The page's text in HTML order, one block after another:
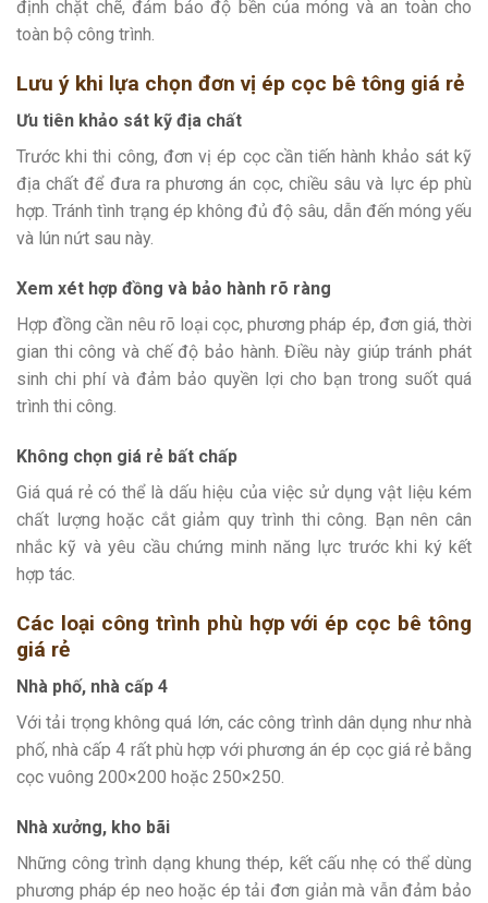
định chặt chẽ, đảm bảo độ bền của móng và an toàn cho
toàn bộ công trình.
Lưu ý khi lựa chọn đơn vị ép cọc bê tông giá rẻ
Ưu tiên khảo sát kỹ địa chất
Trước khi thi công, đơn vị ép cọc cần tiến hành khảo sát kỹ
địa chất để đưa ra phương án cọc, chiều sâu và lực ép phù
hợp. Tránh tình trạng ép không đủ độ sâu, dẫn đến móng yếu
và lún nứt sau này.
Xem xét hợp đồng và bảo hành rõ ràng
Hợp đồng cần nêu rõ loại cọc, phương pháp ép, đơn giá, thời
gian thi công và chế độ bảo hành. Điều này giúp tránh phát
sinh chi phí và đảm bảo quyền lợi cho bạn trong suốt quá
trình thi công.
Không chọn giá rẻ bất chấp
Giá quá rẻ có thể là dấu hiệu của việc sử dụng vật liệu kém
chất lượng hoặc cắt giảm quy trình thi công. Bạn nên cân
nhắc kỹ và yêu cầu chứng minh năng lực trước khi ký kết
hợp tác.
Các loại công trình phù hợp với ép cọc bê tông
giá rẻ
Nhà phố, nhà cấp 4
Với tải trọng không quá lớn, các công trình dân dụng như nhà
phố, nhà cấp 4 rất phù hợp với phương án ép cọc giá rẻ bằng
cọc vuông 200×200 hoặc 250×250.
Nhà xưởng, kho bãi
Những công trình dạng khung thép, kết cấu nhẹ có thể dùng
phương pháp ép neo hoặc ép tải đơn giản mà vẫn đảm bảo